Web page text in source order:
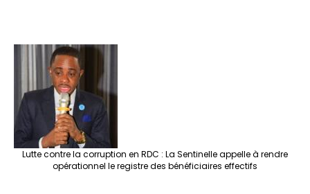
Lutte contre la corruption en RDC : La Sentinelle appelle à rendre
opérationnel le registre des bénéficiaires effectifs